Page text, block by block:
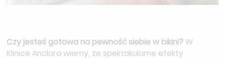
Czy jesteś gotowa na pewność siebie w bikini? W
Klinice Anclara wiemy, że spektakularne efekty